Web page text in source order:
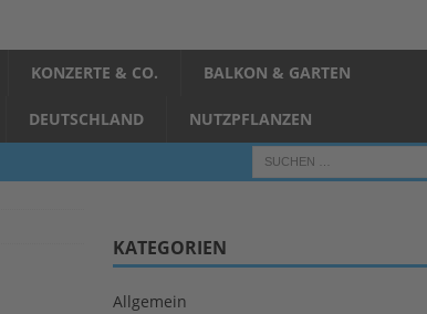
KONZERTE & CO. BALKON & GARTEN
DEUTSCHLAND NUTZPFLANZEN
KATEGORIEN
Allgemein